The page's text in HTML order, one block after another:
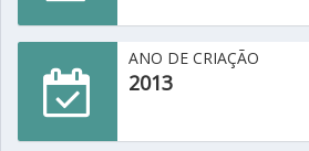
ANO DE CRIAÇÃO
2013